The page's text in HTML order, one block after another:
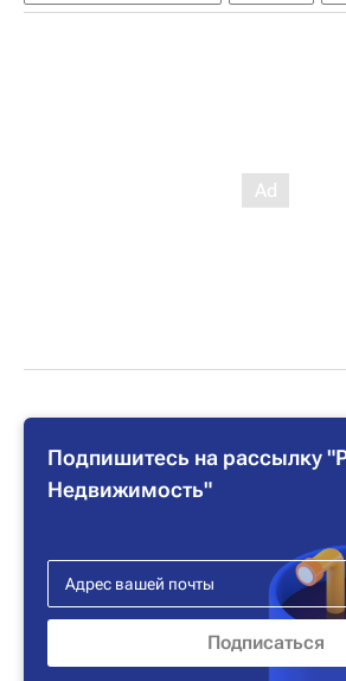
Подпишитесь на рассылку
Недвижимость"